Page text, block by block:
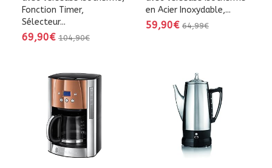
Fonction Timer,
Sélecteur...
69,90€ 104,90€
en Acier Inoxydable,...
59,90€ 64,99€